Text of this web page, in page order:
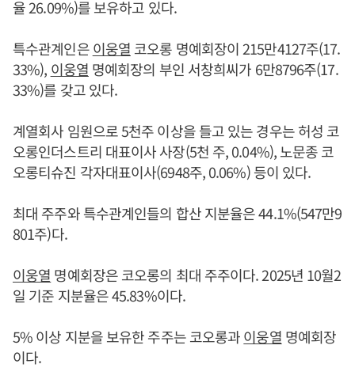
율 26.09%)를 보유하고 있다.
특수관계인은이웅열 코오롱 명예회장이 215만4127주(17.
33%), 이웅열 명예회장의 부인 서창희씨가 6만8796주(17.
33%)를 갖고 있다.
계열회사 임원으로 5천주 이상을 들고 있는 경우는 허성 코
오롱인더스트리 대표이사 사장(5천 주, 0.04%), 노문종 코
오롱티슈진 각자대표이사(6948주, 0.06%) 등이 있다.
최대 주주와 특수관계인들의 합산 지분율은 44.1%(547만9
801주)다.
이웅열 명예회장은 코오롱의 최대 주주이다. 2025년 10월2
일 기준 지분율은 45.83%이다.
5% 이상 지분을 보유한 주주는 코오롱과이웅열 명예회장
이다.